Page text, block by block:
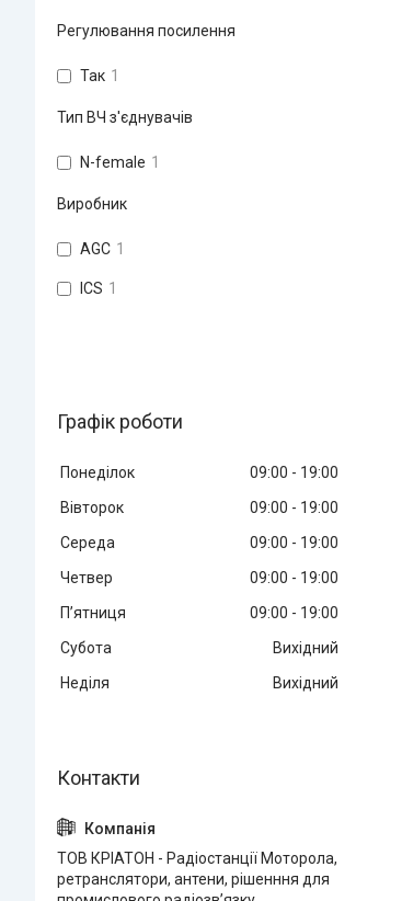
Регулювання посилення
Так 1
Тип ВЧ з'єднувачів
N-female 1
Виробник
AGC 1
ICS 1
Графік роботи
Понеділок 09:00
19:00
Вівторок
09:00
19:00
Середа
09:00
19:00
Четвер
09:00
19:00
Пʼятниця
09:00
19:00
Субота
Вихідний
Неділя
Вихідний
ТОВ КРІАТОН - Радіостанції Моторола,
ретранслятори, антени, рішенння для